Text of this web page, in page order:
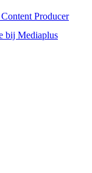
Producer
bij Mediaplus